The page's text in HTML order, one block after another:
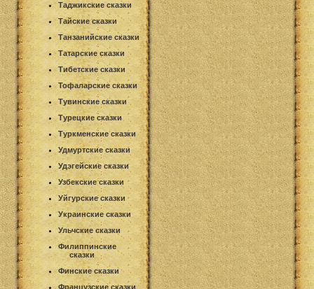
Таджикские сказки
Тайские сказки
Танзанийские сказки
Татарские сказки
Тибетские сказки
Тофаларские сказки
Тувинские сказки
Турецкие сказки
Туркменские сказки
Удмуртские сказки
Удэгейские сказки
Узбекские сказки
Уйгурские сказки
Украинские сказки
Ульчские сказки
Филиппинские
сказки
Финские сказки
Французские сказки